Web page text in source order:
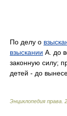
По делу о
взыскании А. до
законную силу;
детей - до
Энциклопедия права